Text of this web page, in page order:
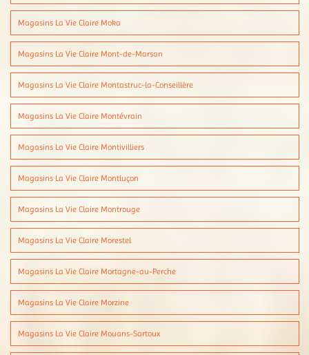
Magasins La Vie Claire Moka
Magasins La Vie Claire Mont-de-Marsan
Magasins La Vie Claire Montastruc-la-Conseillère
Magasins La Vie Claire Montévrain
Magasins La Vie Claire Montivilliers
Magasins La Vie Claire Montluçon
Magasins La Vie Claire Montrouge
Magasins La Vie Claire Morestel
Magasins La Vie Claire Mortagne-au-Perche
Magasins La Vie Claire Morzine
Magasins La Vie Claire Mouans-Sartoux